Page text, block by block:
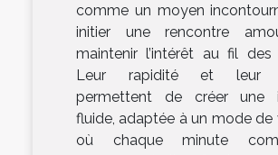
comme un moyen
initier une rencontre
maintenir l’intérêt au fil des
Leur rapidité et leur
permettent de créer une
fluide, adaptée à un mode de
où chaque minute